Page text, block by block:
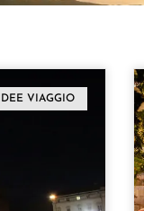
IDEE VIAGGIO